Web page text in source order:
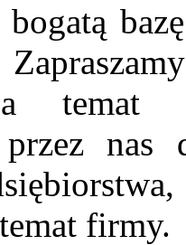
temat
przez nas
firmy.